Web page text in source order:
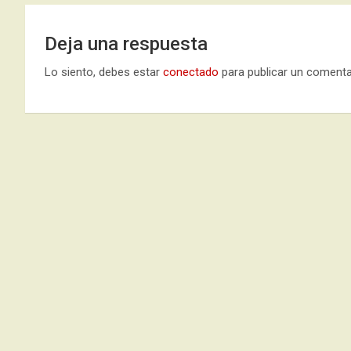
Deja una respuesta
Lo siento, debes estar conectado para publicar un